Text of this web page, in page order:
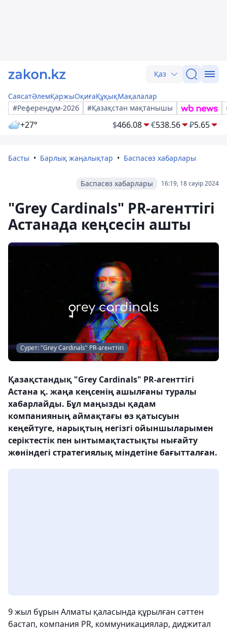
Қаз
СаясатӘлемҚаржыОқиғаҚұқықМақалалар
#Референдум-2026
#Қазақстан мақтанышы
+27° $466.08 €538.56 ₽5.65
Басты Барлық жаңалықтар Баспасөз хабарлары
16:19, 18 сәуір 2024
Баспасөз хабарлары
"Grey Cardinals" PR-агенттігі
Астанада кеңсесін ашты
Сурет: "Grey Cardinals" PR-агенттігі
Қазақстандық "Grey Cardinals" PR-агенттігі
Астана қ. жаңа кеңсенің ашылғаны туралы
хабарлайды. Бұл маңызды қадам
компанияның аймақтағы өз қатысуын
кеңейтуге, нарықтың негізгі ойыншыларымен
серіктестік пен ынтымақтастықты нығайту
жөніндегі стратегиялық міндетіне бағытталған.
9 жыл бұрын Алматы қаласында құрылған сәттен
бастап, компания PR, коммуникациялар, диджитал